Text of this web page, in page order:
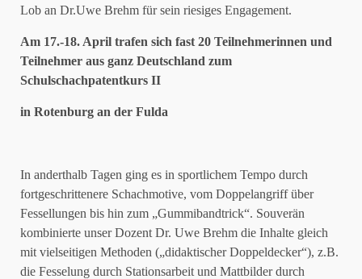
Lob an Dr.Uwe Brehm für sein riesiges Engagement.
Am 17.-18. April trafen sich fast 20 Teilnehmerinnen und
Teilnehmer aus ganz Deutschland zum
Schulschachpatentkurs II
in Rotenburg an der Fulda
In anderthalb Tagen ging es in sportlichem Tempo durch
fortgeschrittenere Schachmotive, vom Doppelangriff über
Fessellungen bis hin zum „Gummibandtrick“. Souverän
kombinierte unser Dozent Dr. Uwe Brehm die Inhalte gleich
mit vielseitigen Methoden („didaktischer Doppeldecker“), z.B.
die Fesselung durch Stationsarbeit und Mattbilder durch